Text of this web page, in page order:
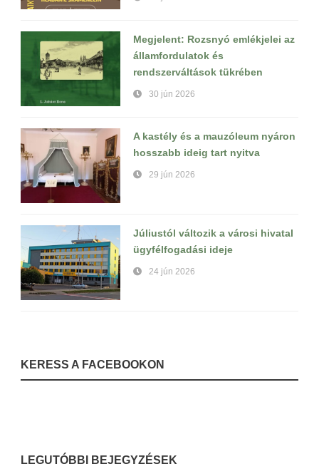
Megjelent: Rozsnyó emlékjelei az
államfordulatok és
rendszerváltások tükrében
30 jún 2026
A kastély és a mauzóleum nyáron
hosszabb ideig tart nyitva
29 jún 2026
Júliustól változik a városi hivatal
ügyfélfogadási ideje
24 jún 2026
KERESS A FACEBOOKON
LEGUTÓBBI BEJEGYZÉSEK